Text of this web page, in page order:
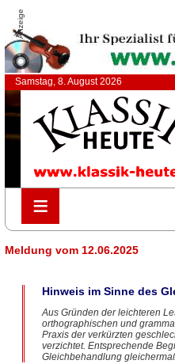
Anzeige
Samstag, 8. August 2026
≡
≡
Meldung vom 12.06.2025
Hinweis im Sinne des
Aus Gründen der leichteren
orthographischen und
Praxis der verkürzten
verzichtet. Entsprechende
Gleichbehandlung